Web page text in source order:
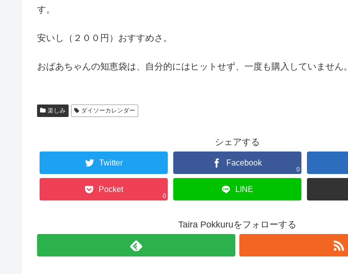
す。
安いし（２００円）おすすめさ。
おばあちゃんの知恵袋は、自分的にはヒットせず、一度も購入していません。
楽しみ ダイソーカレンダー
シェアする
Twitter Facebook
0
Pocket
0
LINE
Taira Pokkuruをフォローする